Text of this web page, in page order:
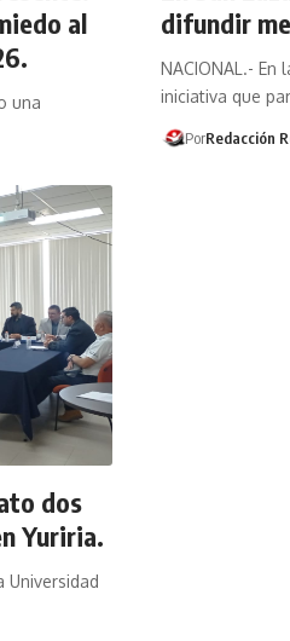
al
una
difundir
NACIONAL.- En
iniciativa que
PorRedacción
dos
Yuriria.
Universidad